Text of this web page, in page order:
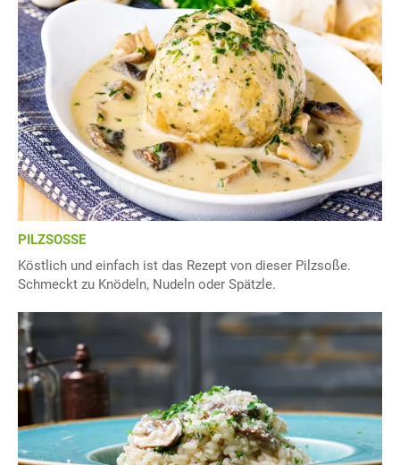
PILZSOSSE
Köstlich und einfach ist das Rezept von dieser Pilzsoße.
Schmeckt zu Knödeln, Nudeln oder Spätzle.